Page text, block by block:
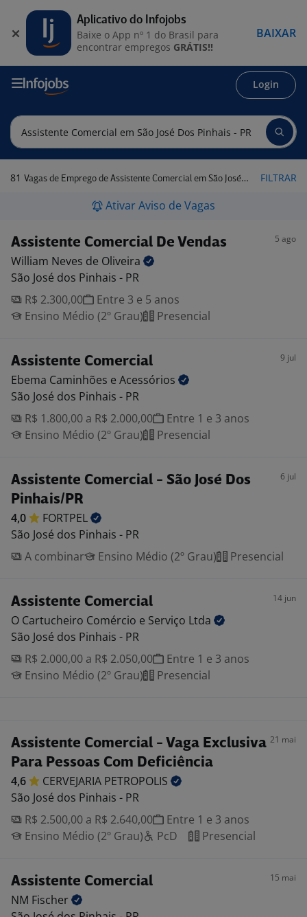
Login
81 Vagas de Emprego de Assistente Comercial em São José dos Pinhais - PR FILTRAR
Ativar Aviso de Vagas
Assistente Comercial De Vendas 5 ago
William Neves de Oliveira
São José dos Pinhais - PR
R$ 2.300,00
Entre 3 e 5 anos
Ensino Médio (2º Grau)
Presencial
Assistente Comercial 9 jul
Ebema Caminhões e Acessórios
São José dos Pinhais - PR
R$ 1.800,00 a R$ 2.000,00
Entre 1 e 3 anos
Ensino Médio (2º Grau)
Presencial
Assistente Comercial - São José Dos
Pinhais/PR
6 jul
4,0
FORTPEL
São José dos Pinhais - PR
A combinar
Ensino Médio (2º Grau) Presencial
Assistente Comercial 14 jun
O Cartucheiro Comércio e Serviço Ltda
São José dos Pinhais - PR
R$ 2.000,00 a R$ 2.050,00
Entre 1 e 3 anos
Ensino Médio (2º Grau)
Presencial
Assistente Comercial - Vaga Exclusiva
Para Pessoas Com Deficiência
21 mai
4,6 CERVEJARIA PETROPOLIS
São José dos Pinhais - PR
R$ 2.500,00 a R$ 2.640,00
Entre 1 e 3 anos
Ensino Médio (2º Grau)
PcD Presencial
Assistente Comercial 15 mai
NM Fischer
Aplicativo do Infojobs
Baixe o App nº 1 do Brasil para
encontrar empregos GRÁTIS!!
BAIXAR